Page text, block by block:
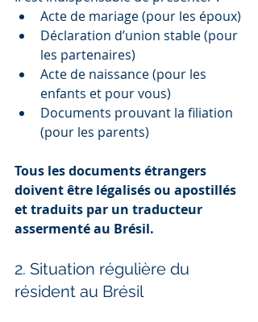
Acte de mariage (pour les époux)
Déclaration d’union stable (pour
les partenaires)
Acte de naissance (pour les
enfants et pour vous)
Documents prouvant la filiation
(pour les parents)
Tous les documents étrangers
doivent être légalisés ou apostillés
et traduits par un traducteur
assermenté au Brésil.
2. Situation régulière du
résident au Brésil